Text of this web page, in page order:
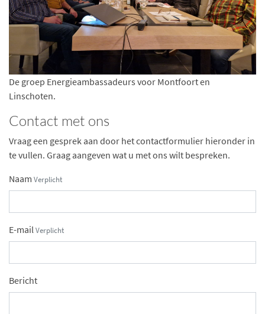
De groep Energieambassadeurs voor Montfoort en
Linschoten.
Contact met ons
Vraag een gesprek aan door het contactformulier hieronder in
te vullen. Graag aangeven wat u met ons wilt bespreken.
Naam Verplicht
E-mail Verplicht
Bericht